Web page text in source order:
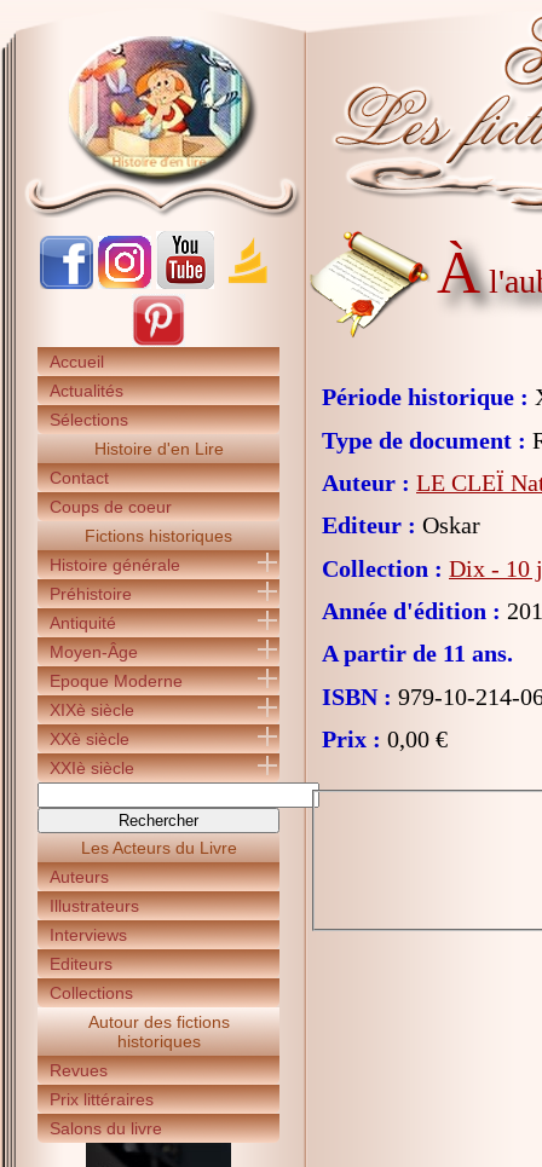
Accueil
Actualités
Sélections
Histoire d'en Lire
Contact
Coups de coeur
Fictions historiques
Histoire générale
Préhistoire
Antiquité
Moyen-Âge
Epoque Moderne
XIXè siècle
XXè siècle
XXIè siècle
Les Acteurs du Livre
Auteurs
Illustrateurs
Interviews
Editeurs
Collections
Autour des fictions
historiques
Revues
Prix littéraires
Salons du livre
À
Période historique :
Type de document :
Auteur : LE CLEÏ
Editeur : Oskar
Collection : Dix - 10
Année d'édition :
A partir de 11 ans.
ISBN : 979-10-214-
Prix : 0,00 €